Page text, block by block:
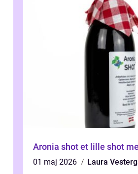
Aronia shot et lille
01 maj 2026
Laura